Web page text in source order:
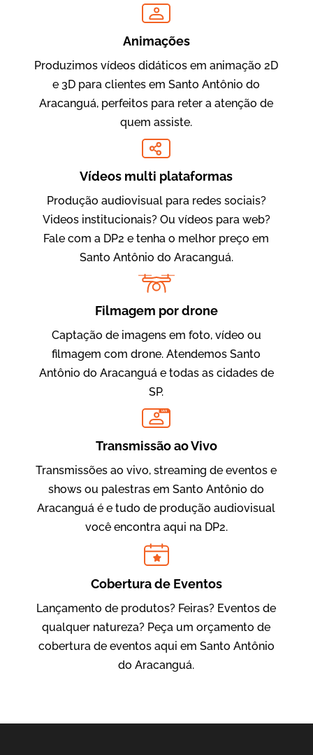
Amigo Edu
Evolucional
Vídeos para Treinamentos
IBCC
Vídeo Institucional
ampri
Animações
Produzimos vídeos didáticos em animação 2D
e 3D para clientes em Santo Antônio do
Aracanguá, perfeitos para reter a atenção de
quem assiste.
Vídeos multi plataformas
Produção audiovisual para redes sociais?
Videos institucionais? Ou vídeos para web?
Fale com a DP2 e tenha o melhor preço em
Santo Antônio do Aracanguá.
Filmagem por drone
Captação de imagens em foto, vídeo ou
filmagem com drone. Atendemos Santo
Antônio do Aracanguá e todas as cidades de
SP.
LIVE
Transmissão ao Vivo
Transmissões ao vivo, streaming de eventos e
shows ou palestras em Santo Antônio do
Aracanguá é e tudo de produção audiovisual
você encontra aqui na DP2.
Cobertura de Eventos
Lançamento de produtos? Feiras? Eventos de
qualquer natureza? Peça um orçamento de
cobertura de eventos aqui em Santo Antônio
do Aracanguá.